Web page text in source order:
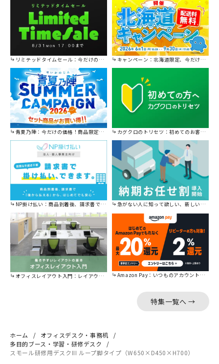
リミテッドタイムセール：今だけの限定セール。 キャンペーン：北海道限定、今だけ送料無料！
青夏乃陣：今だけの価格！商品限定セール開催中です。 カグクロのトリセツ：初めてのお客様はこちら。
NP掛け払い：商品到着後、請求書で後から払えます。 急がない人に知って欲しい、新しい割引を始めました。
オフィスレイアウト入門：レイアウトの基本をご紹介。 Amazon Pay：いつものアカウントで簡単に決済可能。
特集一覧へ →
ホーム
オフィスデスク・事務机
多目的ブース・学習・研修デスク
スモール研修用デスクIII ループ脚タイプ（W650×D450×H700）